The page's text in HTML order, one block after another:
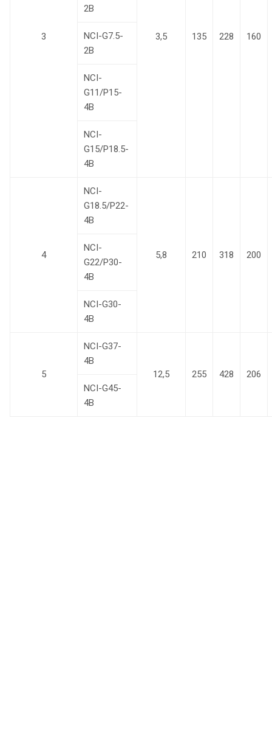
3 3,5 135 228 160
2B
NCI-G7.5-
2B
NCI-
G11/P15-
4B
NCI-
G15/P18.5-
4B
4
NCI-
G18.5/P22-
4B
5,8 210 318 200
NCI-
G22/P30-
4B
NCI-G30-
4B
5
NCI-G37-
4B
12,5
255 428
206
NCI-G45-
4B